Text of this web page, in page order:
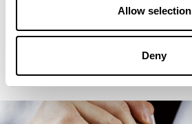
Allow selection
Deny